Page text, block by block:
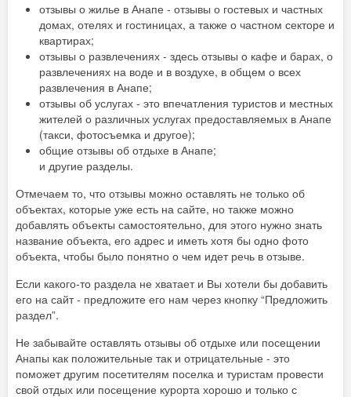
отзывы о жилье в Анапе - отзывы о гостевых и частных
домах, отелях и гостиницах, а также о частном секторе и
квартирах;
отзывы о развлечениях - здесь отзывы о кафе и барах, о
развлечениях на воде и в воздухе, в общем о всех
развлечения в Анапе;
отзывы об услугах - это впечатления туристов и местных
жителей о различных услугах предоставляемых в Анапе
(такси, фотосъемка и другое);
общие отзывы об отдыхе в Анапе;
и другие разделы.
Отмечаем то, что отзывы можно оставлять не только об
объектах, которые уже есть на сайте, но также можно
добавлять объекты самостоятельно, для этого нужно знать
название объекта, его адрес и иметь хотя бы одно фото
объекта, чтобы было понятно о чем идет речь в отзыве.
Если какого-то раздела не хватает и Вы хотели бы добавить
его на сайт - предложите его нам через кнопку “Предложить
раздел”.
Не забывайте оставлять отзывы об отдыхе или посещении
Анапы как положительные так и отрицательные - это
поможет другим посетителям поселка и туристам провести
свой отдых или посещение курорта хорошо и только с